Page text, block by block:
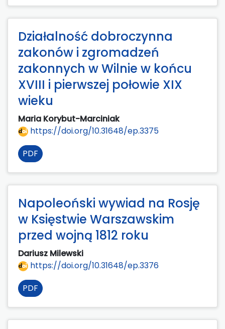
Działalność dobroczynna
zakonów i zgromadzeń
zakonnych w Wilnie w końcu
XVIII i pierwszej połowie XIX
wieku
Maria Korybut-Marciniak
https://doi.org/10.31648/ep.3375
PDF
Napoleoński wywiad na Rosję
w Księstwie Warszawskim
przed wojną 1812 roku
Dariusz Milewski
https://doi.org/10.31648/ep.3376
PDF